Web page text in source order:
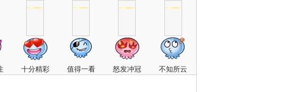
十分精彩 值得一看 怒发冲冠 不知所云